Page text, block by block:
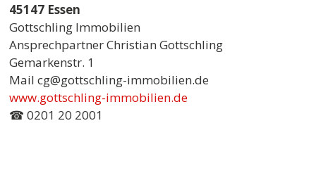
45147 Essen
Gottschling Immobilien
Ansprechpartner Christian Gottschling
Gemarkenstr. 1
Mail cg@gottschling-immobilien.de
www.gottschling-immobilien.de
☎ 0201 20 2001